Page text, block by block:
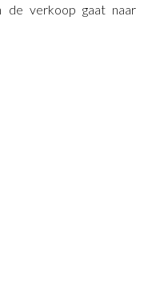
de verkoop gaat naar